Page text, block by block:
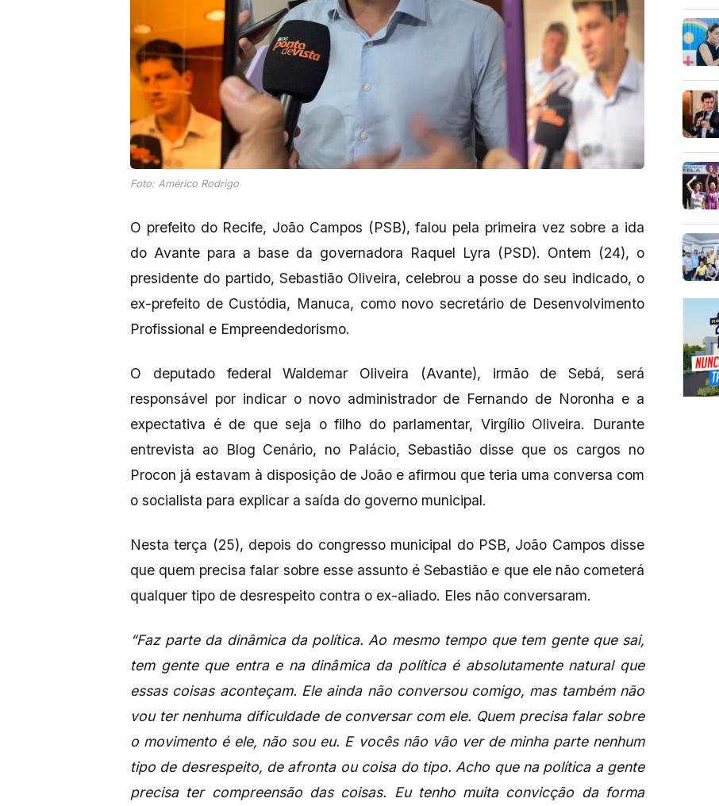
Foto: Américo Rodrigo
O prefeito do Recife, João Campos (PSB), falou pela primeira vez sobre a ida
do Avante para a base da governadora Raquel Lyra (PSD). Ontem (24), o
presidente do partido, Sebastião Oliveira, celebrou a posse do seu indicado, o
ex-prefeito de Custódia, Manuca, como novo secretário de Desenvolvimento
Profissional e Empreendedorismo.
O deputado federal Waldemar Oliveira (Avante), irmão de Sebá, será
responsável por indicar o novo administrador de Fernando de Noronha e a
expectativa é de que seja o filho do parlamentar, Virgílio Oliveira. Durante
entrevista ao Blog Cenário, no Palácio, Sebastião disse que os cargos no
Procon já estavam à disposição de João e afirmou que teria uma conversa com
o socialista para explicar a saída do governo municipal.
Nesta terça (25), depois do congresso municipal do PSB, João Campos disse
que quem precisa falar sobre esse assunto é Sebastião e que ele não cometerá
qualquer tipo de desrespeito contra o ex-aliado. Eles não conversaram.
“Faz parte da dinâmica da política. Ao mesmo tempo que tem gente que sai,
tem gente que entra e na dinâmica da política é absolutamente natural que
essas coisas aconteçam. Ele ainda não conversou comigo, mas também não
vou ter nenhuma dificuldade de conversar com ele. Quem precisa falar sobre
o movimento é ele, não sou eu. E vocês não vão ver de minha parte nenhum
tipo de desrespeito, de afronta ou coisa do tipo. Acho que na política a gente
precisa ter compreensão das coisas. Eu tenho muita convicção da forma